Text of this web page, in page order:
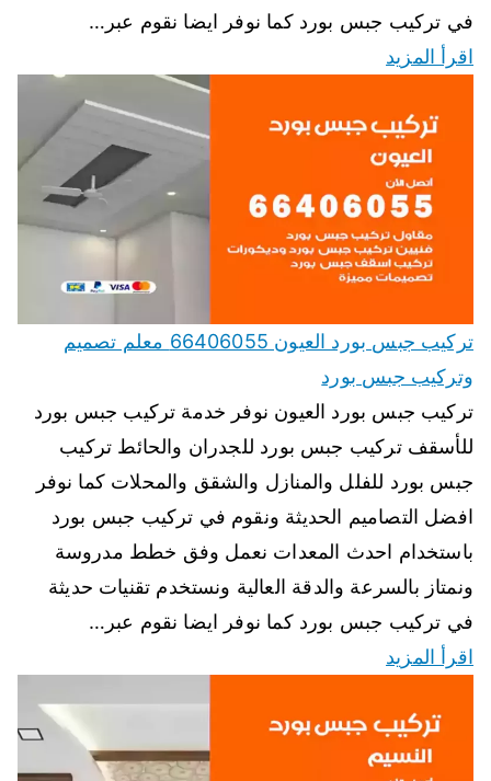
في تركيب جبس بورد كما نوفر ايضا نقوم عبر…
اقرأ المزيد
تركيب جبس بورد العيون 66406055 معلم تصميم
وتركيب جبس بورد
تركيب جبس بورد العيون نوفر خدمة تركيب جبس بورد
للأسقف تركيب جبس بورد للجدران والحائط تركيب
جبس بورد للفلل والمنازل والشقق والمحلات كما نوفر
افضل التصاميم الحديثة ونقوم في تركيب جبس بورد
باستخدام احدث المعدات نعمل وفق خطط مدروسة
ونمتاز بالسرعة والدقة العالية ونستخدم تقنيات حديثة
في تركيب جبس بورد كما نوفر ايضا نقوم عبر…
اقرأ المزيد